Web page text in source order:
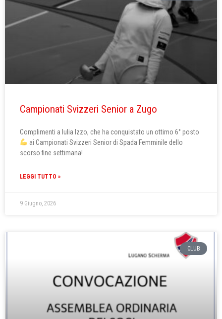
Campionati Svizzeri Senior a Zugo
Complimenti a Iulia Izzo, che ha conquistato un ottimo 6° posto
ai Campionati Svizzeri Senior di Spada Femminile dello
scorso fine settimana!
LEGGI TUTTO »
9 Giugno, 2026
CLUB